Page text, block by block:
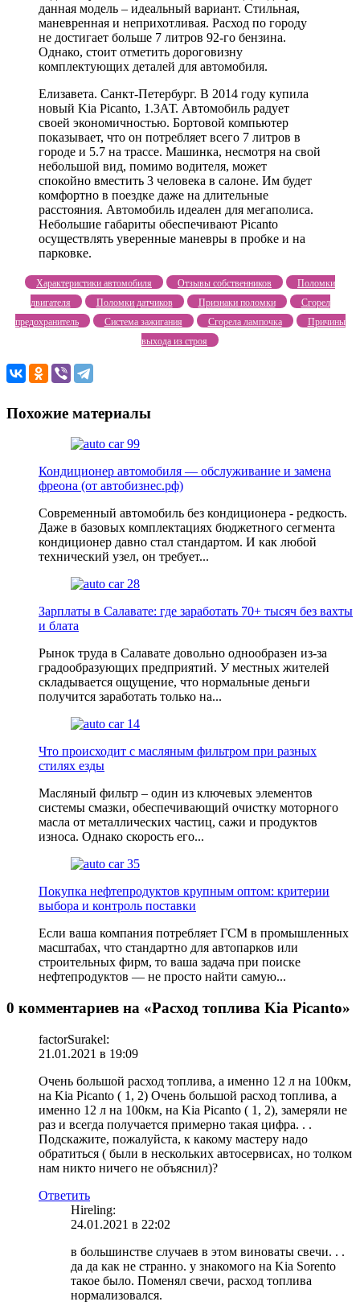
данная модель – идеальный вариант. Стильная,
маневренная и неприхотливая. Расход по городу
не достигает больше 7 литров 92-го бензина.
Однако, стоит отметить дороговизну
комплектующих деталей для автомобиля.
Елизавета. Санкт-Петербург. В 2014 году купила
новый Kia Picanto, 1.3АТ. Автомобиль радует
своей экономичностью. Бортовой компьютер
показывает, что он потребляет всего 7 литров в
городе и 5.7 на трассе. Машинка, несмотря на свой
небольшой вид, помимо водителя, может
спокойно вместить 3 человека в салоне. Им будет
комфортно в поездке даже на длительные
расстояния. Автомобиль идеален для мегаполиса.
Небольшие габариты обеспечивают Picanto
осуществлять уверенные маневры в пробке и на
парковке.
Характеристики автомобиля Отзывы собственников
Поломки
двигателя
Поломки датчиков Признаки поломки
Сгорел
предохранитель
Система зажигания Сгорела лампочка
Причины
выхода из строя
Похожие материалы
Кондиционер автомобиля — обслуживание и замена
фреона (от автобизнес.рф)
Современный автомобиль без кондиционера - редкость.
Даже в базовых комплектациях бюджетного сегмента
кондиционер давно стал стандартом. И как любой
технический узел, он требует...
Зарплаты в Салавате: где заработать 70+ тысяч без вахты
и блата
Рынок труда в Салавате довольно однообразен из-за
градообразующих предприятий. У местных жителей
складывается ощущение, что нормальные деньги
получится заработать только на...
Что происходит с масляным фильтром при разных
стилях езды
Масляный фильтр – один из ключевых элементов
системы смазки, обеспечивающий очистку моторного
масла от металличеcких частиц, сажи и продуктов
износа. Однако скорость его...
Покупка нефтепродуктов крупным оптом: критерии
выбора и контроль поставки
Если ваша компания потребляет ГСМ в промышленных
масштабах, что стандартно для автопарков или
строительных фирм, то ваша задача при поиске
нефтепродуктов — не просто найти самую...
0 комментариев на «Расход топлива Kia Picanto»
factorSurakel:
21.01.2021 в 19:09
Очень большой расход топлива, а именно 12 л на 100км,
на Kia Picanto ( 1, 2) Очень большой расход топлива, а
именно 12 л на 100км, на Kia Picanto ( 1, 2), замеряли не
раз и всегда получается примерно такая цифра. . .
Подскажите, пожалуйста, к какому мастеру надо
обратиться ( были в нескольких автосервисах, но толком
нам никто ничего не объяснил)?
Ответить
Hireling:
24.01.2021 в 22:02
в большинстве случаев в этом виноваты свечи. . .
да да как не странно. у знакомого на Kia Sorento
такое было. Поменял свечи, расход топлива
нормализовался.